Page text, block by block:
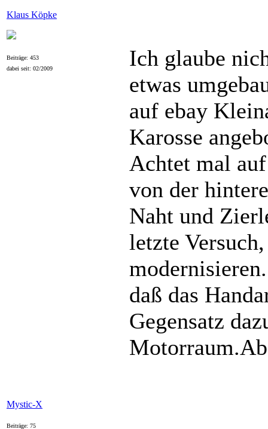
Klaus Köpke
Beiträge: 453
dabei seit: 02/2009
Ich glaube
etwas
auf ebay
Karosse
Achtet mal
von der
Naht und
letzte
daß das
Gegensatz
Mystic-X
Beiträge: 75